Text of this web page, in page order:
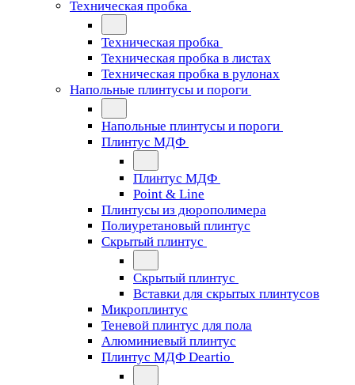
Техническая пробка
Техническая пробка
Техническая пробка в листах
Техническая пробка в рулонах
Напольные плинтусы и пороги
Напольные плинтусы и пороги
Плинтус МДФ
Плинтус МДФ
Point & Line
Плинтусы из дюрополимера
Полиуретановый плинтус
Скрытый плинтус
Скрытый плинтус
Вставки для скрытых плинтусов
Микроплинтус
Теневой плинтус для пола
Алюминиевый плинтус
Плинтус МДФ Deartio